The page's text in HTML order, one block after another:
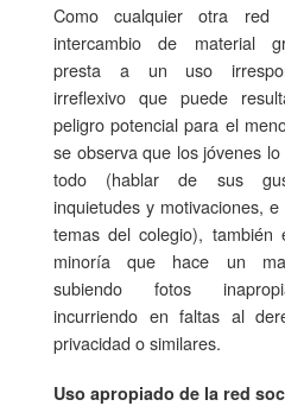
Como cualquier otra red
intercambio de material
presta a un uso
irreflexivo que puede
peligro potencial para el
se observa que los jóvenes
todo (hablar de sus
inquietudes y motivaciones,
temas del colegio), también
minoría que hace un
subiendo fotos
incurriendo en faltas al
privacidad o similares.
Uso apropiado de la red